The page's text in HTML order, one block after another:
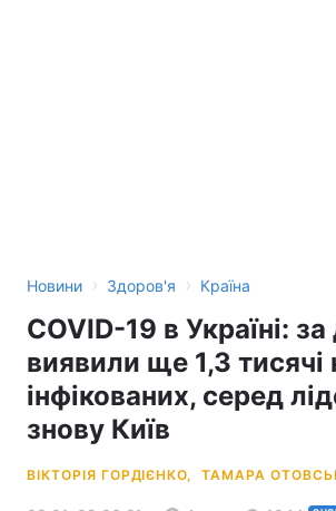
Новини › Здоров'я › Країна
COVID-19 в Україні:
виявили ще 1,3 тисячі
інфікованих, серед
знову Київ
ВІКТОРІЯ ГОРДІЄНКО, ТАМАРА